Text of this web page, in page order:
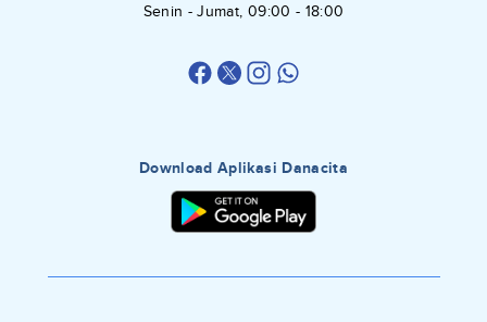
Senin - Jumat, 09:00 - 18:00
Download Aplikasi Danacita